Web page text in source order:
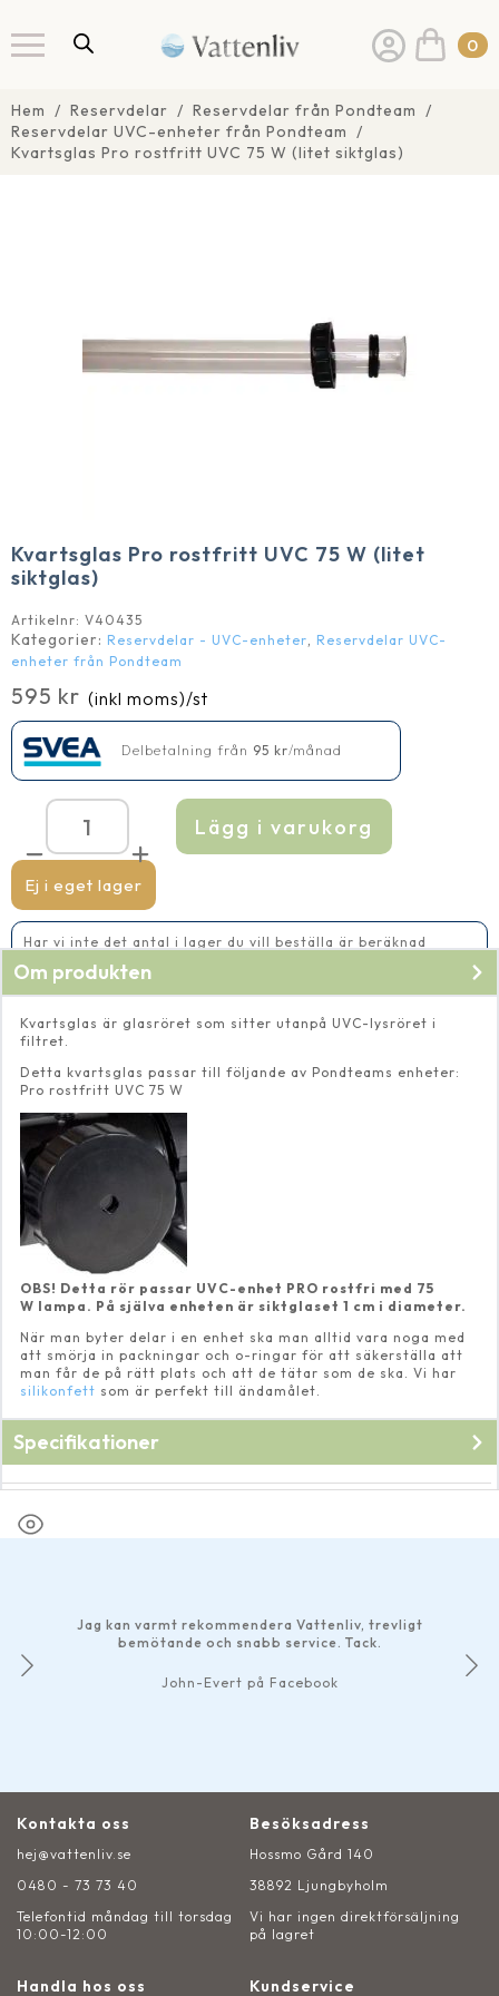
0
Hem Reservdelar
Reservdelar från Pondteam
Reservdelar UVC-enheter från Pondteam
Kvartsglas Pro rostfritt UVC 75 W (litet siktglas)
Kvartsglas Pro rostfritt UVC 75 W (litet
siktglas)
Artikelnr: V40435
Kategorier: Reservdelar - UVC-enheter, Reservdelar UVC-
enheter från Pondteam
595 kr (inkl moms)/st
Delbetalning från 95 kr/månad
Ej i eget lager
Kvartsglas
Pro
rostfritt
UVC
W
(litet
siktglas)
mängd
Lägg i varukorg
Har vi inte det antal i lager du vill beställa är beräknad
Om produkten
Kvartsglas är glasröret som sitter utanpå UVC-lysröret i
filtret.
Detta kvartsglas passar till följande av Pondteams enheter:
Pro rostfritt UVC 75 W
OBS! Detta rör passar UVC-enhet PRO rostfri med 75
W lampa. På själva enheten är siktglaset 1 cm i diameter.
När man byter delar i en enhet ska man alltid vara noga med
att smörja in packningar och o-ringar för att säkerställa att
man får de på rätt plats och att de tätar som de ska. Vi har
silikonfett som är perfekt till ändamålet.
Specifikationer
Jag kan varmt rekommendera Vattenliv, trevligt
bemötande och snabb service. Tack.
John-Evert på Facebook
Kontakta oss
hej@vattenliv.se
0480 - 73 73 40
Telefontid måndag till torsdag
10:00-12:00
Besöksadress
Hossmo Gård 140
38892 Ljungbyholm
Vi har ingen direktförsäljning
på lagret
Handla hos oss Kundservice